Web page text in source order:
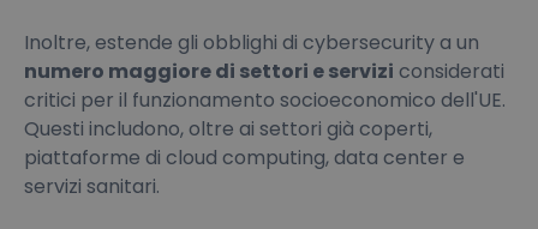
Inoltre, estende gli obblighi di cybersecurity a un
numero maggiore di settori e servizi considerati
critici per il funzionamento socioeconomico dell'UE.
Questi includono, oltre ai settori già coperti,
piattaforme di cloud computing, data center e
servizi sanitari.